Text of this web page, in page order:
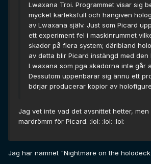
Lwaxana Troi. Programmet visar sig
mycket kärleksfull och hängiven
av Lwaxana själv. Just som Picard
ett experiment fel i maskinrummet
skador på flera system; däribland
av detta blir Picard instängd med den
Lwaxana som pga skadorna inte går
Dessutom uppenbarar sig ännu ett
börjar producerar kopior av
Jag vet inte vad det avsnittet hetter,
mardrömm för Picard. :lol: :lol: :lol:
Jag har namnet "Nightmare on the